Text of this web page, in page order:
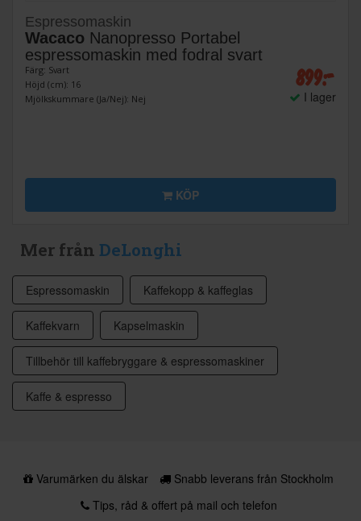
Espressomaskin
Wacaco Nanopresso Portabel
espressomaskin med fodral svart
Färg: Svart
Höjd (cm): 16
Mjölkskummare (Ja/Nej): Nej
899:-
I lager
KÖP
Mer från DeLonghi
Espressomaskin Kaffekopp & kaffeglas
Kaffekvarn Kapselmaskin
Tillbehör till kaffebryggare & espressomaskiner
Kaffe & espresso
Varumärken du älskar
Snabb leverans från Stockholm
Tips, råd & offert på mail och telefon